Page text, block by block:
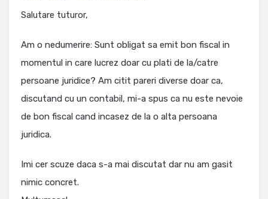
Salutare tuturor,
Am o nedumerire: Sunt obligat sa emit bon fiscal in
momentul in care lucrez doar cu plati de la/catre
persoane juridice? Am citit pareri diverse doar ca,
discutand cu un contabil, mi-a spus ca nu este nevoie
de bon fiscal cand incasez de la o alta persoana
juridica.
Imi cer scuze daca s-a mai discutat dar nu am gasit
nimic concret.